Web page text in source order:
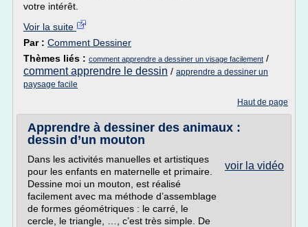
votre intérêt.
Voir la suite
Par : Comment Dessiner
Thèmes liés : comment apprendre a dessiner un visage facilement /
comment apprendre le dessin / apprendre a dessiner un
paysage facile
Haut de page
Apprendre à dessiner des animaux :
dessin d’un mouton
voir la vidéo
Dans les activités manuelles et artistiques
pour les enfants en maternelle et primaire.
Dessine moi un mouton, est réalisé
facilement avec ma méthode d’assemblage
de formes géométriques : le carré, le
cercle, le triangle, …, c’est très simple. De